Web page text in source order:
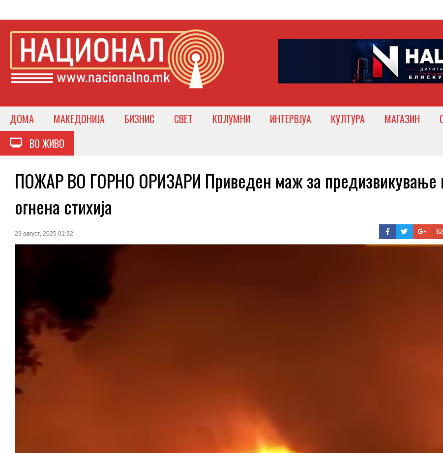
ДОМА МАКЕДОНИЈА БИЗНИС СВЕТ КОЛУМНИ ИНТЕРВЈУА КУЛТУРА МАГАЗИН
ВО ЖИВО
ПОЖАР ВО ГОРНО ОРИЗАРИ Приведен маж за предизвикување
огнена стихија
23 август, 2025 01:32